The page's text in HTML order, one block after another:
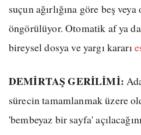
suçun ağırlığına göre beş
öngörülüyor. Otomatik af ya
bireysel dosya ve yargı kararı
DEMİRTAŞ GERİLİMİ:
sürecin tamamlanmak üzere
'bembeyaz bir sayfa'